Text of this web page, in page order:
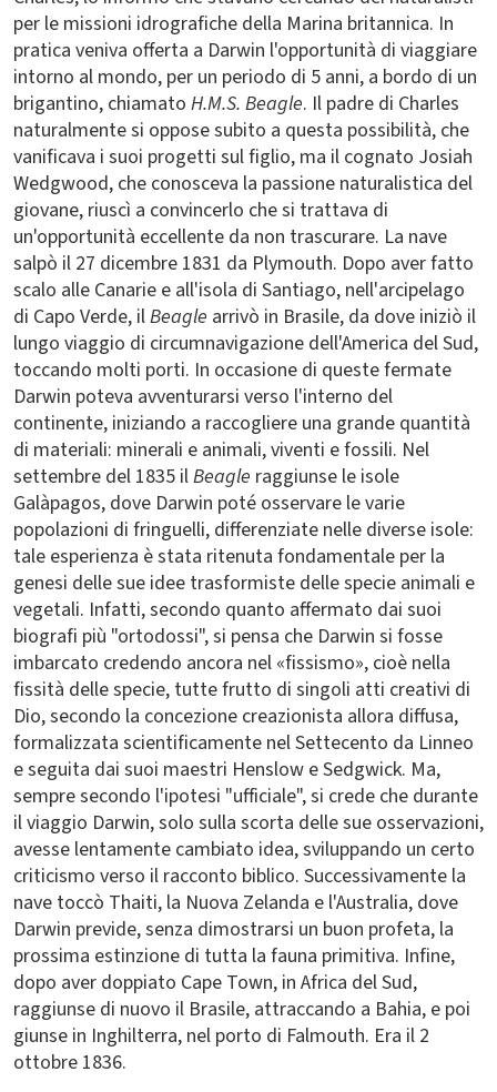
per le missioni idrografiche della Marina britannica. In
pratica veniva offerta a Darwin l'opportunità di viaggiare
intorno al mondo, per un periodo di 5 anni, a bordo di un
brigantino, chiamato H.M.S. Beagle. Il padre di Charles
naturalmente si oppose subito a questa possibilità, che
vanificava i suoi progetti sul figlio, ma il cognato Josiah
Wedgwood, che conosceva la passione naturalistica del
giovane, riuscì a convincerlo che si trattava di
un'opportunità eccellente da non trascurare. La nave
salpò il 27 dicembre 1831 da Plymouth. Dopo aver fatto
scalo alle Canarie e all'isola di Santiago, nell'arcipelago
di Capo Verde, ilBeagle arrivò in Brasile, da dove iniziò il
lungo viaggio di circumnavigazione dell'America del Sud,
toccando molti porti. In occasione di queste fermate
Darwin poteva avventurarsi verso l'interno del
continente, iniziando a raccogliere una grande quantità
di materiali: minerali e animali, viventi e fossili. Nel
settembre del 1835 ilBeagle raggiunse le isole
Galàpagos, dove Darwin poté osservare le varie
popolazioni di fringuelli, differenziate nelle diverse isole:
tale esperienza è stata ritenuta fondamentale per la
genesi delle sue idee trasformiste delle specie animali e
vegetali. Infatti, secondo quanto affermato dai suoi
biografi più "ortodossi", si pensa che Darwin si fosse
imbarcato credendo ancora nel «fissismo», cioè nella
fissità delle specie, tutte frutto di singoli atti creativi di
Dio, secondo la concezione creazionista allora diffusa,
formalizzata scientificamente nel Settecento da Linneo
e seguita dai suoi maestri Henslow e Sedgwick. Ma,
sempre secondo l'ipotesi "ufficiale", si crede che durante
il viaggio Darwin, solo sulla scorta delle sue osservazioni,
avesse lentamente cambiato idea, sviluppando un certo
criticismo verso il racconto biblico. Successivamente la
nave toccò Thaiti, la Nuova Zelanda e l'Australia, dove
Darwin previde, senza dimostrarsi un buon profeta, la
prossima estinzione di tutta la fauna primitiva. Infine,
dopo aver doppiato Cape Town, in Africa del Sud,
raggiunse di nuovo il Brasile, attraccando a Bahia, e poi
giunse in Inghilterra, nel porto di Falmouth. Era il 2
ottobre 1836.